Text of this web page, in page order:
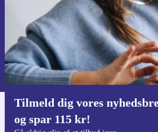
Tilmeld dig vores
og spar 115 kr!
Anmod om
Du kan finde information omkring vores
Privatlivspolitik.